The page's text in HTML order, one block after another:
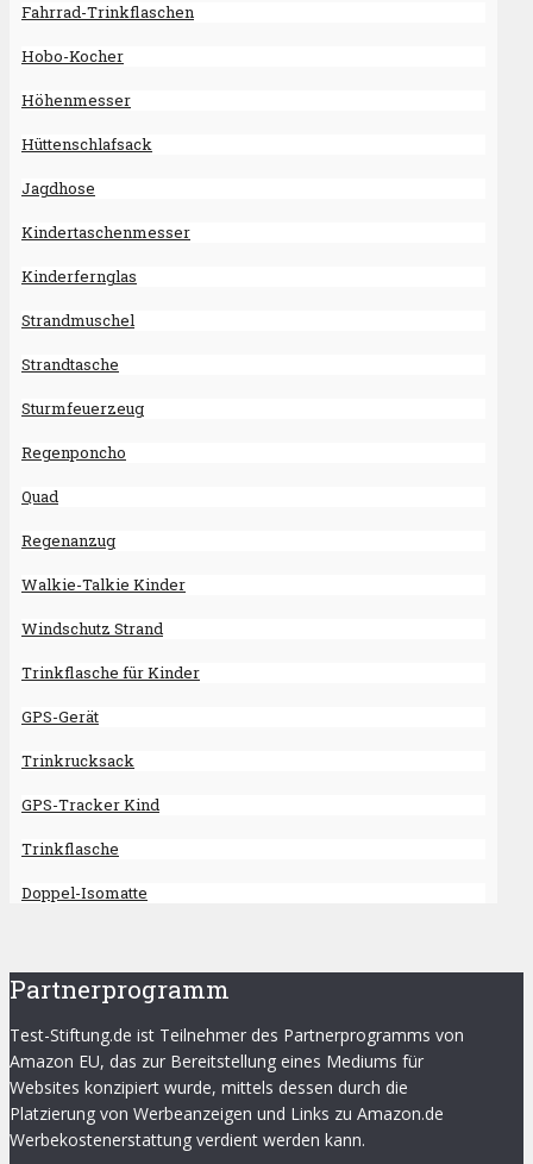
Fahrrad-Trinkflaschen
Hobo-Kocher
Höhenmesser
Hüttenschlafsack
Jagdhose
Kindertaschenmesser
Kinderfernglas
Strandmuschel
Strandtasche
Sturmfeuerzeug
Regenponcho
Quad
Regenanzug
Walkie-Talkie Kinder
Windschutz Strand
Trinkflasche für Kinder
GPS-Gerät
Trinkrucksack
GPS-Tracker Kind
Trinkflasche
Doppel-Isomatte
Partnerprogramm
Test-Stiftung.de ist Teilnehmer des Partnerprogramms von
Amazon EU, das zur Bereitstellung eines Mediums für
Websites konzipiert wurde, mittels dessen durch die
Platzierung von Werbeanzeigen und Links zu Amazon.de
Werbekostenerstattung verdient werden kann.